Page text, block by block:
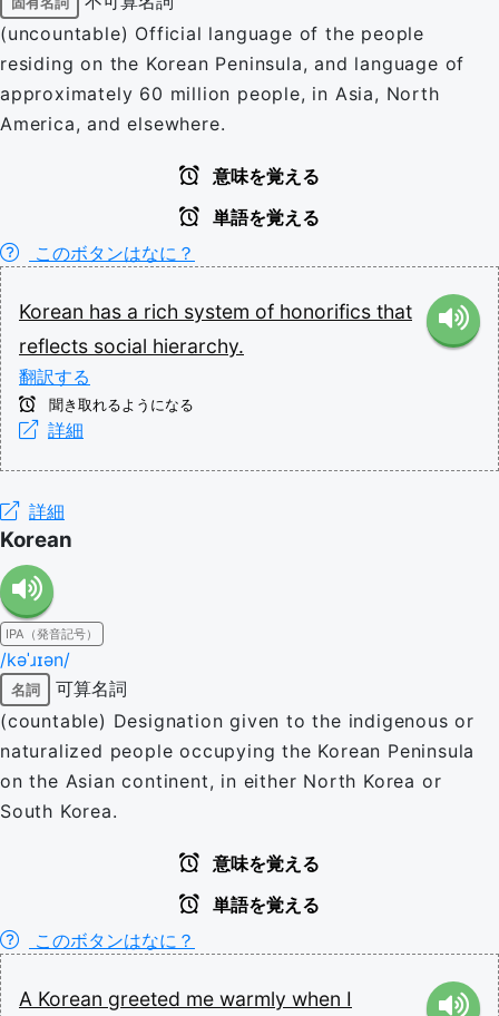
(uncountable) Official language of the people
residing on the Korean Peninsula, and language of
approximately 60 million people, in Asia, North
America, and elsewhere.
意味を覚える
単語を覚える
このボタンはなに？
Korean has a rich system of honorifics that
reflects social hierarchy.
翻訳する
聞き取れるようになる
詳細
詳細
Korean
IPA（発音記号）
/kəˈɹɪən/
名詞
可算名詞
(countable) Designation given to the indigenous or
naturalized people occupying the Korean Peninsula
on the Asian continent, in either North Korea or
South Korea.
意味を覚える
単語を覚える
このボタンはなに？
A Korean greeted me warmly when I